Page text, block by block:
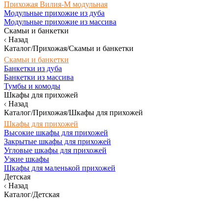
Прихожая Вилия-М модульная
Модульные прихожие из дуба
Модульные прихожие из массива
Скамьи и банкетки
Назад
Каталог/Прихожая/Скамьи и банкетки
Скамьи и банкетки
Банкетки из дуба
Банкетки из массива
Тумбы и комоды
Шкафы для прихожей
Назад
Каталог/Прихожая/Шкафы для прихожей
Шкафы для прихожей
Высокие шкафы для прихожей
Закрытые шкафы для прихожей
Угловые шкафы для прихожей
Узкие шкафы
Шкафы для маленькой прихожей
Детская
Назад
Каталог/Детская